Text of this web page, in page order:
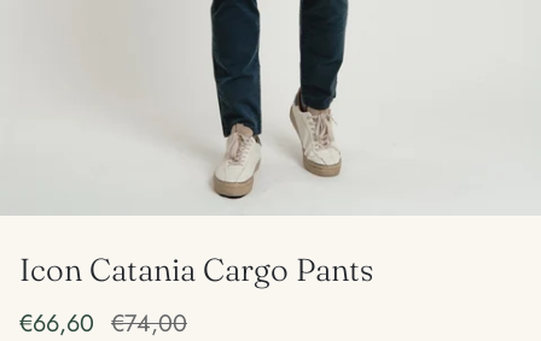
Icon Catania Cargo Pants
€66,60 €74,00